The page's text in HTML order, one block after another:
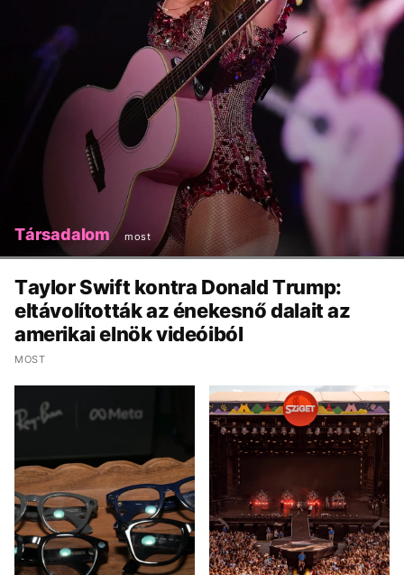
Társadalom most
Taylor Swift kontra Donald Trump:
eltávolították az énekesnő dalait az
amerikai elnök videóiból
MOST